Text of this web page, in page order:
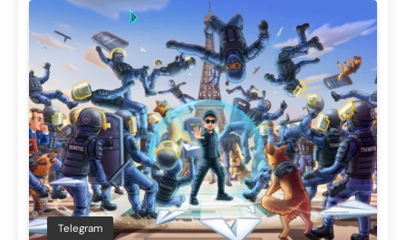
Telegram